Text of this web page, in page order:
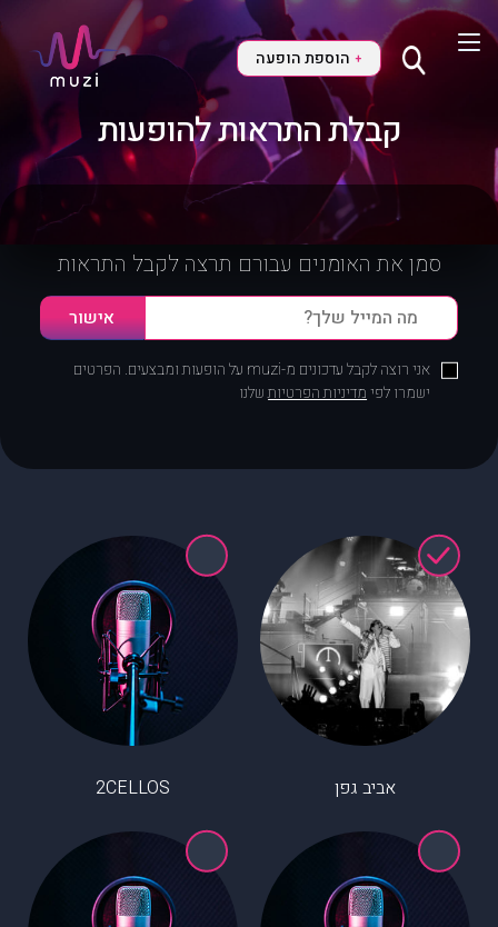
+ הוספת הופעה
קבלת התראות להופעות
סמן את האומנים עבורם תרצה לקבל התראות
אני רוצה לקבל עדכונים מ-muzi על הופעות ומבצעים. הפרטים
ישמרו לפימדיניות הפרטיותשלנו
אביב גפן 2CELLOS